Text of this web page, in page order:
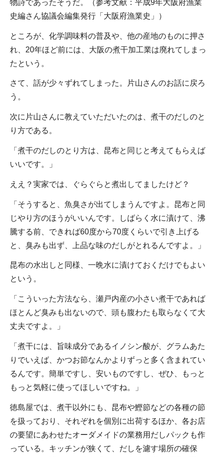
物詩であったそうだ。（参考文献：平成9年大阪府漁業
史編さん協議会編集発行「大阪府漁業史」）
ところが、化学調味料の普及や、他の産地のものに押さ
れ、20年ほど前には、大阪の煮干加工業は廃れてしまっ
たという。
さて、話が少々ずれてしまった。片山さんのお話に戻ろ
う。
次に片山さんに教えていただいたのは、煮干のだしのと
り方である。
「煮干のだしのとり方は、昆布と同じと考えてもらえば
いいです。」
ええ？実家では、ぐらぐらと煮出してましたけど？
「そうすると、魚臭さが出てしまうんですよ。昆布と同
じやり方のほうがいいんです。しばらく水に漬けて、沸
騰する前、できれば60度から70度くらいで引き上げる
と、臭みも出ず、上品な味のだしがとれるんですよ。」
昆布の水出しと同様、一晩水に漬けておくだけでもよい
という。
「こういった方法なら、瀬戸内産の小さい煮干であれば
ほとんど臭みも出ないので、頭も腹わたも取らなくて大
丈夫ですよ。」
「煮干には、旨味成分であるイノシン酸が、グラムあた
りでいえば、かつお節なんかよりずっと多く含まれてい
るんです。簡単ですし、安いものですし、ぜひ、もっと
もっと気軽に使ってほしいですね。」
徳島屋では、煮干以外にも、昆布や鰹節などの各種の節
を扱っており、それぞれを個別に出荷するほか、各お店
の要望にあわせたオーダメイドの業務用だしパックも作
っている。キッチンが狭くて、だしを濾す場所の確保